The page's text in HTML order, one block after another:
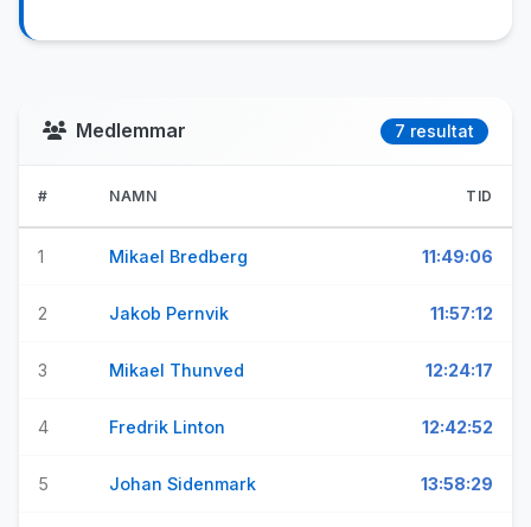
Medlemmar 7 resultat
# NAMN TID
1 Mikael Bredberg 11:49:06
2 Jakob Pernvik 11:57:12
3 Mikael Thunved 12:24:17
4 Fredrik Linton 12:42:52
5 Johan Sidenmark 13:58:29